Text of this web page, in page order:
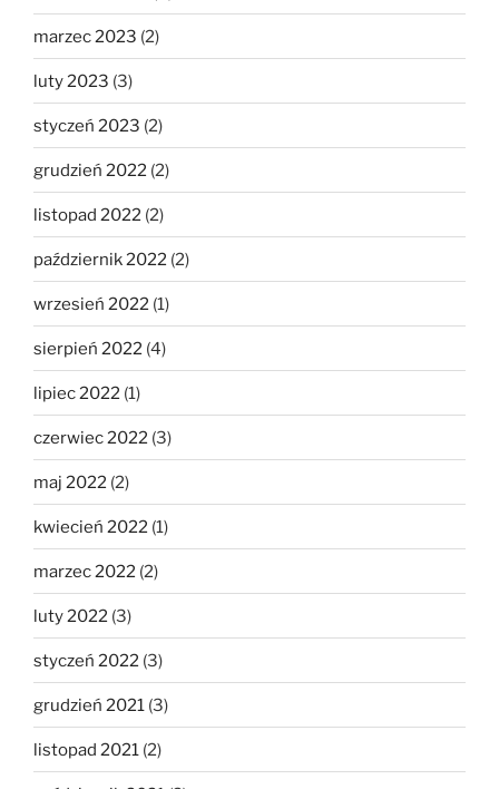
marzec 2023 (2)
luty 2023 (3)
styczeń 2023 (2)
grudzień 2022 (2)
listopad 2022 (2)
październik 2022 (2)
wrzesień 2022 (1)
sierpień 2022 (4)
lipiec 2022 (1)
czerwiec 2022 (3)
maj 2022 (2)
kwiecień 2022 (1)
marzec 2022 (2)
luty 2022 (3)
styczeń 2022 (3)
grudzień 2021 (3)
listopad 2021 (2)